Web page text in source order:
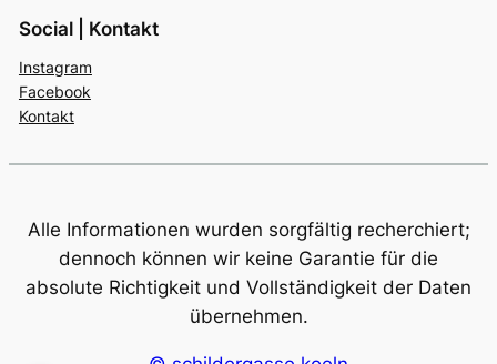
Social | Kontakt
Instagram
Facebook
Kontakt
Alle Informationen wurden sorgfältig recherchiert;
dennoch können wir keine Garantie für die
absolute Richtigkeit und Vollständigkeit der Daten
übernehmen.